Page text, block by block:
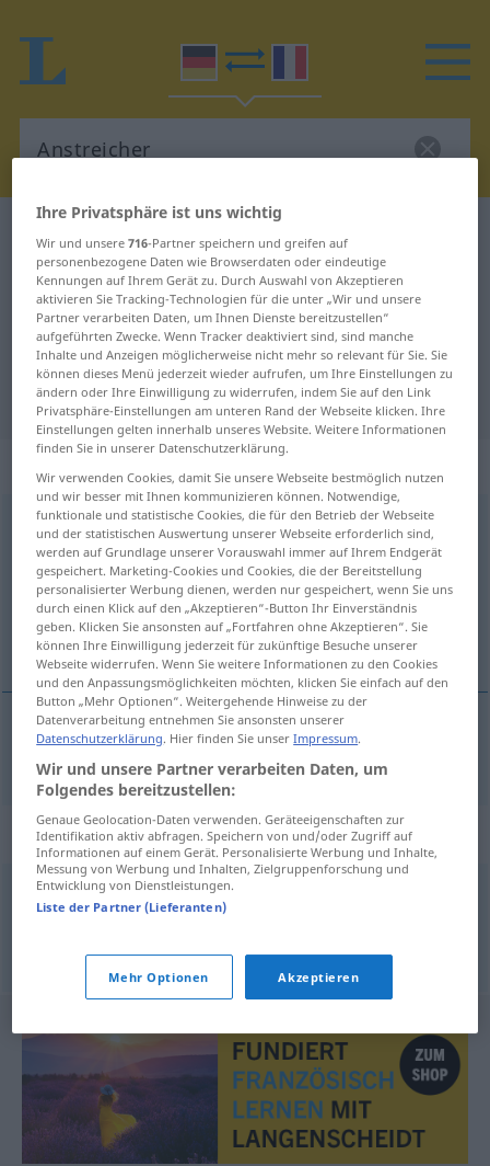
Deutsch-Französisch Übersetzung
für "Anstreicher"
"Anstreicher" Französisch
Übersetzung
„Anstreicher“ : Maskulinum
Anstreicherm
Übersicht aller Übersetzungen
(Für mehr Details die Übersetzung anklicken/antippen)
peintre
(en bâtiment) Anstreicher
Synonyme für "Anstreicher"
Maler
© OpenThesaurus.de
Ihre Privatsphäre ist uns wichtig
Wir und unsere716-Partner speichern und greifen auf
personenbezogene Daten wie Browserdaten oder eindeutige
Kennungen auf Ihrem Gerät zu. Durch Auswahl von Akzeptieren
aktivieren Sie Tracking-Technologien für die unter „Wir und unsere
Partner verarbeiten Daten, um Ihnen Dienste bereitzustellen“
aufgeführten Zwecke. Wenn Tracker deaktiviert sind, sind manche
Inhalte und Anzeigen möglicherweise nicht mehr so relevant für Sie. Sie
können dieses Menü jederzeit wieder aufrufen, um Ihre Einstellungen zu
ändern oder Ihre Einwilligung zu widerrufen, indem Sie auf den Link
Privatsphäre-Einstellungen am unteren Rand der Webseite klicken. Ihre
Einstellungen gelten innerhalb unseres Website. Weitere Informationen
finden Sie in unserer Datenschutzerklärung.
Wir verwenden Cookies, damit Sie unsere Webseite bestmöglich nutzen
und wir besser mit Ihnen kommunizieren können. Notwendige,
funktionale und statistische Cookies, die für den Betrieb der Webseite
und der statistischen Auswertung unserer Webseite erforderlich sind,
werden auf Grundlage unserer Vorauswahl immer auf Ihrem Endgerät
gespeichert. Marketing-Cookies und Cookies, die der Bereitstellung
personalisierter Werbung dienen, werden nur gespeichert, wenn Sie uns
durch einen Klick auf den „Akzeptieren“-Button Ihr Einverständnis
geben. Klicken Sie ansonsten auf „Fortfahren ohne Akzeptieren“. Sie
können Ihre Einwilligung jederzeit für zukünftige Besuche unserer
Webseite widerrufen. Wenn Sie weitere Informationen zu den Cookies
und den Anpassungsmöglichkeiten möchten, klicken Sie einfach auf den
Button „Mehr Optionen“. Weitergehende Hinweise zu der
Datenverarbeitung entnehmen Sie ansonsten unserer
Datenschutzerklärung. Hier finden Sie unserImpressum.
Wir und unsere Partner verarbeiten Daten, um
Folgendes bereitzustellen:
Genaue Geolocation-Daten verwenden. Geräteeigenschaften zur
Identifikation aktiv abfragen. Speichern von und/oder Zugriff auf
Informationen auf einem Gerät. Personalisierte Werbung und Inhalte,
Messung von Werbung und Inhalten, Zielgruppenforschung und
Entwicklung von Dienstleistungen.
Liste der Partner (Lieferanten)
Mehr Optionen Akzeptieren